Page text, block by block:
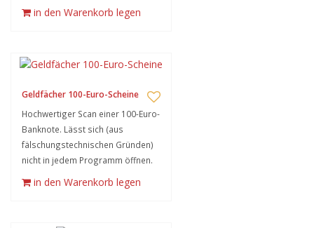
in den Warenkorb legen
Geldfächer 100-Euro-Scheine
Hochwertiger Scan einer 100-Euro-
Banknote. Lässt sich (aus
fälschungstechnischen Gründen)
nicht in jedem Programm öffnen.
in den Warenkorb legen